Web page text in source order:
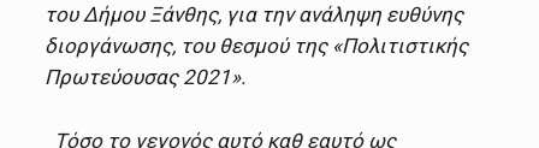
του Δήμου Ξάνθης, για την ανάληψη ευθύνης
διοργάνωσης, του θεσμού της «Πολιτιστικής
Πρωτεύουσας 2021».
Τόσο το γεγονός αυτό καθ εαυτό ως